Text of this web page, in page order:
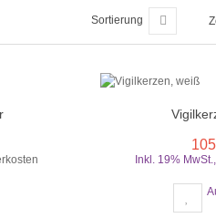
Sortierung
Inkl. 19% MwSt.